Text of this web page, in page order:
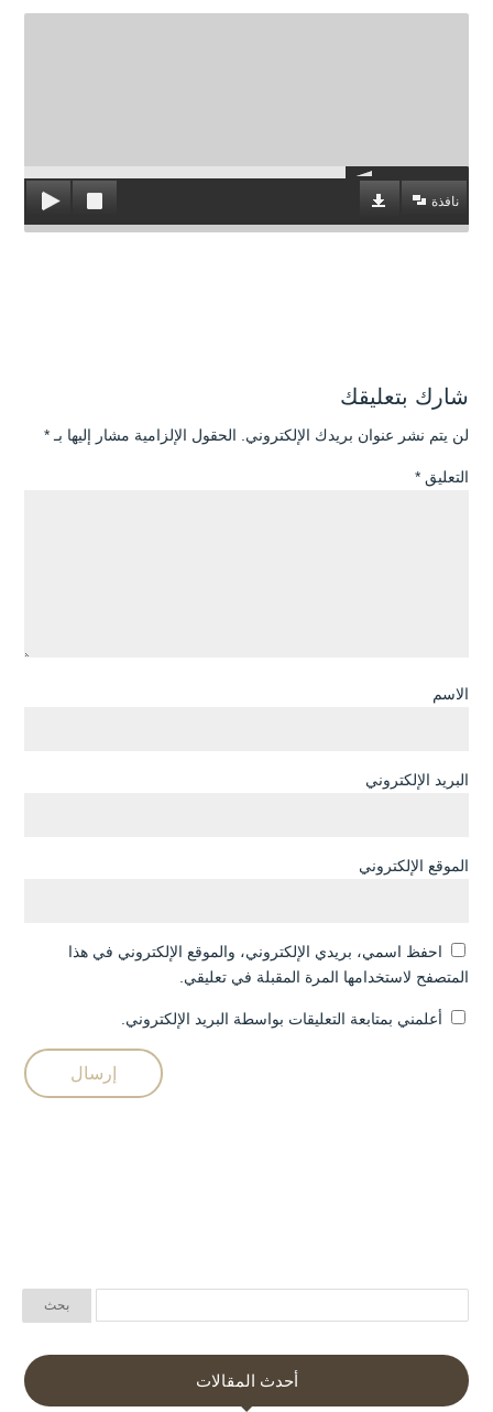
نافذة
شارك بتعليقك
لن يتم نشر عنوان بريدك الإلكتروني. الحقول الإلزامية مشار إليها بـ *
التعليق *
الاسم
البريد الإلكتروني
الموقع الإلكتروني
احفظ اسمي، بريدي الإلكتروني، والموقع الإلكتروني في هذا
المتصفح لاستخدامها المرة المقبلة في تعليقي.
أعلمني بمتابعة التعليقات بواسطة البريد الإلكتروني.
أحدث المقالات